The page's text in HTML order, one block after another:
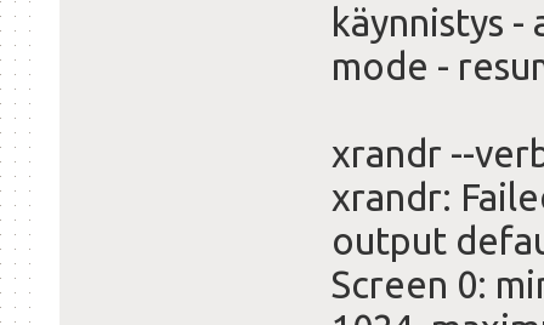
käynnistys
mode -
xrandr --
xrandr:
output
Screen 0: